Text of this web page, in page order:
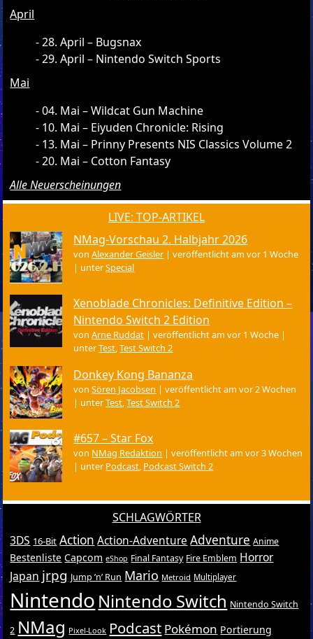
April
28. April – Bugsnax
29. April – Nintendo Switch Sports
Mai
04. Mai – Wildcat Gun Machine
10. Mai – Eiyuden Chronicle: Rising
13. Mai – Prinny Presents NIS Classics Volume 2
20. Mai – Cotton Fantasy
Alle Neuerscheinungen
LIVE: TOP-ARTIKEL
NMag-Vorschau 2. Halbjahr 2026
vonAlexander Geisler |veröffentlicht am vor 1 Woche
| unterSpecial
Xenoblade Chronicles: Definitive Edition –
Nintendo Switch 2 Edition
vonArne Ruddat |veröffentlicht am vor 1 Woche |
unterTest,Test Switch 2
Donkey Kong Bananza
vonSören Jacobsen |veröffentlicht am vor 2 Wochen
| unterTest,Test Switch 2
#657 – Star Fox
von NMag Redaktion |veröffentlicht am vor 3 Wochen
| unter Podcast, Podcast Switch 2
SCHLAGWÖRTER
3DS 16-Bit Action Action-Adventure Adventure Anime
Bestenliste Capcom eShop Final Fantasy Fire Emblem Horror
Japan jrpg Jump ’n’ Run Mario Metroid Multiplayer
Nintendo Nintendo Switch Nintendo Switch
2 NMag Pixel-Look Podcast Pokémon Portierung